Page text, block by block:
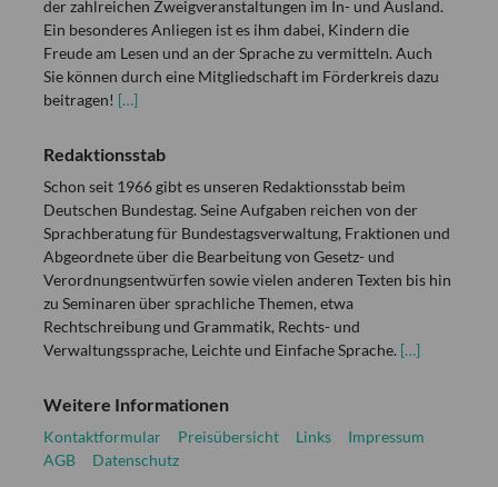
der zahlreichen Zweigveranstaltungen im In- und Ausland.
Ein besonderes Anliegen ist es ihm dabei, Kindern die
Freude am Lesen und an der Sprache zu vermitteln. Auch
Sie können durch eine Mitgliedschaft im Förderkreis dazu
beitragen! […]
Redaktionsstab
Schon seit 1966 gibt es unseren Redaktionsstab beim
Deutschen Bundestag. Seine Aufgaben reichen von der
Sprachberatung für Bundestagsverwaltung, Fraktionen und
Abgeordnete über die Bearbeitung von Gesetz- und
Verordnungsentwürfen sowie vielen anderen Texten bis hin
zu Seminaren über sprachliche Themen, etwa
Rechtschreibung und Grammatik, Rechts- und
Verwaltungssprache, Leichte und Einfache Sprache. […]
Weitere Informationen
Kontaktformular Preisübersicht Links
Impressum
AGB
Datenschutz